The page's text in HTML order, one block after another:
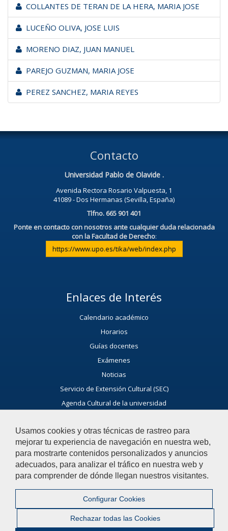
Usamos cookies y otras técnicas de rastreo para
mejorar tu experiencia de navegación en nuestra web,
para mostrarte contenidos personalizados y anuncios
adecuados, para analizar el tráfico en nuestra web y
para comprender de dónde llegan nuestros visitantes.
Configurar Cookies
Rechazar todas las Cookies
COLLANTES DE TERAN DE LA HERA, MARIA JOSE
LUCEÑO OLIVA, JOSE LUIS
MORENO DIAZ, JUAN MANUEL
PAREJO GUZMAN, MARIA JOSE
PEREZ SANCHEZ, MARIA REYES
Contacto
Universidad Pablo de Olavide .
Avenida Rectora Rosario Valpuesta, 1
41089 - Dos Hermanas (Sevilla, España)
Tlfno. 665 901 401
Ponte en contacto con nosotros ante cualquier duda relacionada
con la Facultad de Derecho:
https://www.upo.es/tika/web/index.php
Enlaces de Interés
Calendario académico
Horarios
Guías docentes
Exámenes
Noticias
Servicio de Extensión Cultural (SEC)
Agenda Cultural de la universidad
Ayúdanos a Mejorar
El acceso al buzón exclusivamente se hará en caso de querer
plantear cuestiones que se puedan calificar como incidencia,
reclamación o sugerencia
Acceso al Buzón IRSF